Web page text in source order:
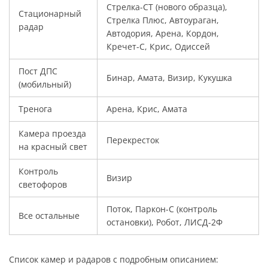
Стационарный
радар
Стрелка-СТ (нового образца),
Стрелка Плюс, Автоураган,
Автодория, Арена, Кордон,
Кречет-С, Крис, Одиссей
Пост ДПС
(мобильный)
Бинар, Амата, Визир, Кукушка
Тренога Арена, Крис, Амата
Камера проезда
на красный свет
Перекресток
Контроль
светофоров
Визир
Все остальные
Поток, Паркон-С (контроль
остановки), Робот, ЛИСД-2Ф
Список камер и радаров с подробным описанием: